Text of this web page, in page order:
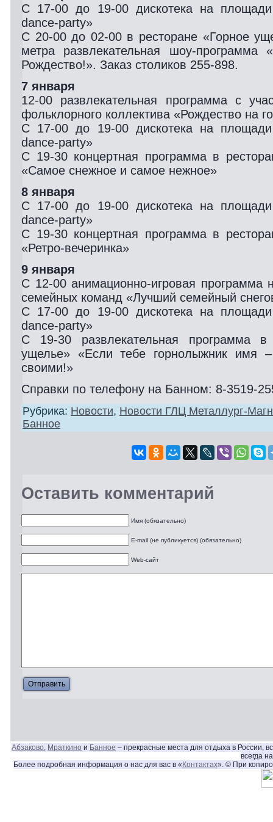
С 17-00 до 19-00 дискотека на
dance-party»
С 20-00 до 02-00 в ресторане «Горное
метра развлекательная шоу-программа
Рождество!». Заказ столиков 255-898.
7 января
12-00 развлекательная программа с
фольклорного коллектива «Рождество на
С 17-00 до 19-00 дискотека на
dance-party»
С 19-30 концертная программа в
«Самое снежное и самое нежное»
8 января
С 17-00 до 19-00 дискотека на
dance-party»
С 19-30 концертная программа в
«Ретро-вечеринка»
9 января
С 12-00 анимационно-игровая
семейных команд «Лучший семейный
С 17-00 до 19-00 дискотека на
dance-party»
С 19-30 развлекательная программа в
ущелье» «Если тебе горнолыжник имя –
своими!»
Справки по телефону на Банном: 8-3519-
Рубрика: Новости, Новости ГЛЦ Металлург-
Банное
Оставить комментарий
Имя (обязательно)
E-mail (не публикуется) (обязательно)
Web-сайт
Абзаково, Мраткино и Банное – прекрасные места для отдыха в России,
всегда
Более подробная информация о нас для вас в « Контактах». © При